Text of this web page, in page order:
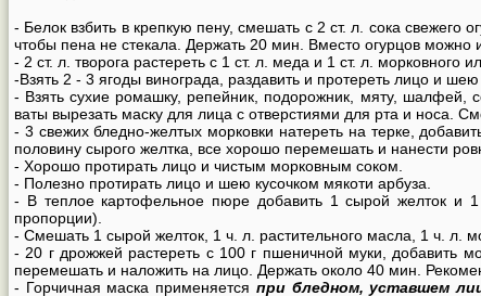
- Белок взбить в крепкую пену, смешать с 2 ст. л. сока
чтобы пена не стекала. Держать 20 мин. Вместо огурцов
- 2 ст. л. творога растереть с 1 ст. л. меда и 1 ст. л.
-Взять 2 - 3 ягоды винограда, раздавить и протереть лицо и
- Взять сухие ромашку, репейник, подорожник, мяту, шалфей,
ваты вырезать маску для лица с отверстиями для рта и носа.
- 3 свежих бледно-желтых морковки натереть на терке,
половину сырого желтка, все хорошо перемешать и нанести
- Хорошо протирать лицо и чистым морковным соком.
- Полезно протирать лицо и шею кусочком мякоти арбуза.
- В теплое картофельное пюре добавить 1 сырой желток и
пропорции).
- Смешать 1 сырой желток, 1 ч. л. растительного масла, 1 ч. л.
- 20 г дрожжей растереть с 100 г пшеничной муки, добавить
перемешать и наложить на лицо. Держать около 40 мин.
- Горчичная маска применяется при бледном, уставшем